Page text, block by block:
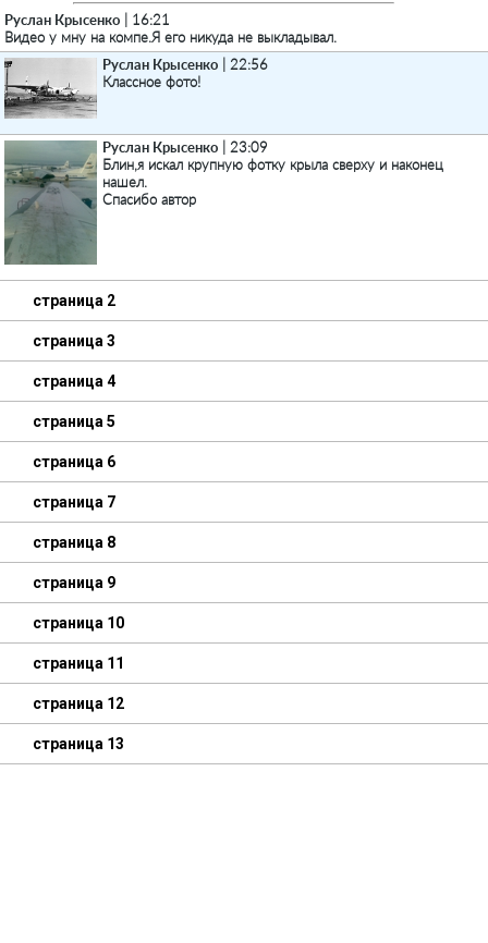
Руслан Крысенко | 16:21
Видео у мну на компе.Я его никуда не выкладывал.
Руслан Крысенко | 22:56
Классное фото!
Руслан Крысенко | 23:09
Блин,я искал крупную фотку крыла сверху и наконец
нашел.
Спасибо автор
страница 2
страница 3
страница 4
страница 5
страница 6
страница 7
страница 8
страница 9
страница 10
страница 11
страница 12
страница 13